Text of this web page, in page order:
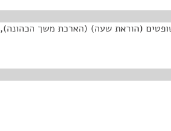
(הוראת שעה) (הארכת משך הכהונה),